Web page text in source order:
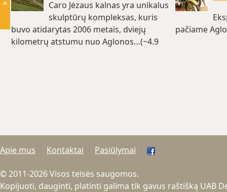
Caro Jėzaus kalnas yra unikalus
skulptūrų kompleksas, kuris
buvo atidarytas 2006 metais, dviejų
kilometrų atstumu nuo Aglonos…(~4.9
pačiame
«
Apie mus Kontaktai Pasiūlymai
© 2011-2026 Visos teisės saugomos.
Kopijuoti, dauginti, platinti galima tik gavus raštišką UAB